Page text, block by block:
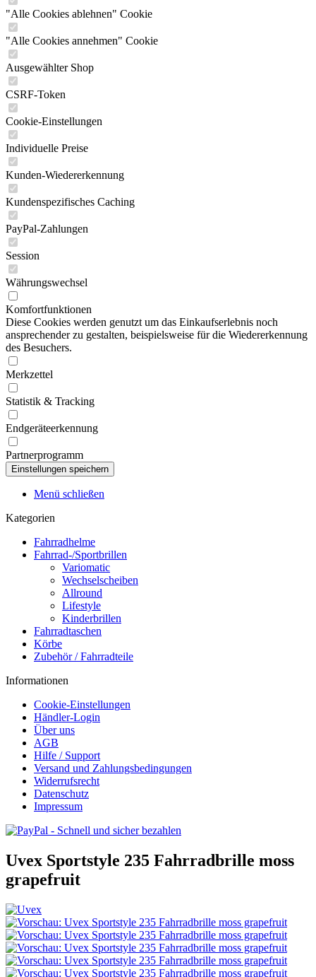
"Alle Cookies ablehnen" Cookie
"Alle Cookies annehmen" Cookie
Ausgewählter Shop
CSRF-Token
Cookie-Einstellungen
Individuelle Preise
Kunden-Wiedererkennung
Kundenspezifisches Caching
PayPal-Zahlungen
Session
Währungswechsel
Komfortfunktionen
Diese Cookies werden genutzt um das Einkaufserlebnis noch
ansprechender zu gestalten, beispielsweise für die Wiedererkennung
des Besuchers.
Merkzettel
Statistik & Tracking
Endgeräteerkennung
Partnerprogramm
Menü schließen
Kategorien
Fahrradhelme
Fahrrad-/Sportbrillen
Variomatic
Wechselscheiben
Allround
Lifestyle
Kinderbrillen
Fahrradtaschen
Körbe
Zubehör / Fahrradteile
Informationen
Cookie-Einstellungen
Händler-Login
Über uns
AGB
Hilfe / Support
Versand und Zahlungsbedingungen
Widerrufsrecht
Datenschutz
Impressum
Uvex Sportstyle 235 Fahrradbrille moss
grapefruit